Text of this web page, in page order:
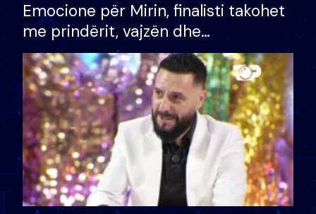
Emocione për Mirin, finalisti takohet
me prindërit, vajzën dhe
bashkëshorten: S’kemi ndonjë letër
divorci apo jo?